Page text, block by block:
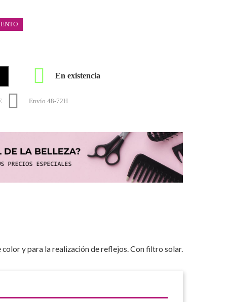
 En existencia
 Envío 48-72H
y para la realización de reflejos. Con filtro solar.